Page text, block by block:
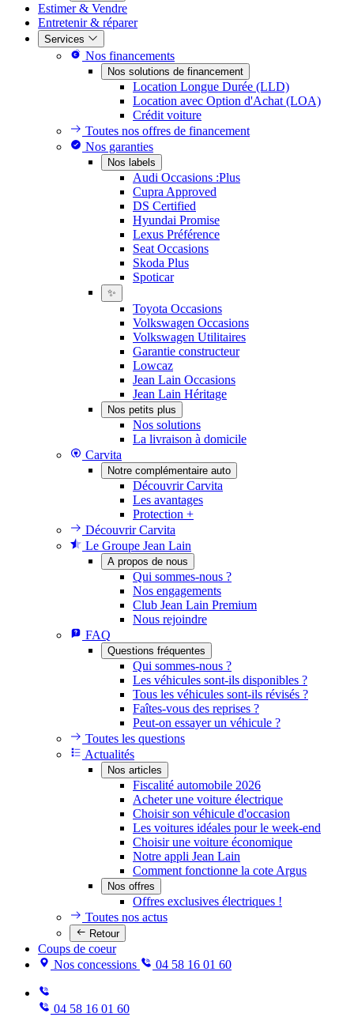
Estimer & Vendre
Entretenir & réparer
Services
Nos financements
Nos solutions de financement
Location Longue Durée (LLD)
Location avec Option d'Achat (LOA)
Crédit voiture
Toutes nos offres de financement
Nos garanties
Nos labels
Audi Occasions :Plus
Cupra Approved
DS Certified
Hyundai Promise
Lexus Préférence
Seat Occasions
Skoda Plus
Spoticar
✨
Toyota Occasions
Volkswagen Occasions
Volkswagen Utilitaires
Garantie constructeur
Lowcaz
Jean Lain Occasions
Jean Lain Héritage
Nos petits plus
Nos solutions
La livraison à domicile
Carvita
Notre complémentaire auto
Découvrir Carvita
Les avantages
Protection +
Découvrir Carvita
Le Groupe Jean Lain
A propos de nous
Qui sommes-nous ?
Nos engagements
Club Jean Lain Premium
Nous rejoindre
FAQ
Questions fréquentes
Qui sommes-nous ?
Les véhicules sont-ils disponibles ?
Tous les véhicules sont-ils révisés ?
Faîtes-vous des reprises ?
Peut-on essayer un véhicule ?
Toutes les questions
Actualités
Nos articles
Fiscalité automobile 2026
Acheter une voiture électrique
Choisir son véhicule d'occasion
Les voitures idéales pour le week-end
Choisir une voiture économique
Notre appli Jean Lain
Comment fonctionne la cote Argus
Nos offres
Offres exclusives électriques !
Toutes nos actus
Retour
Coups de coeur
Nos concessions
04 58 16 01 60
04 58 16 01 60